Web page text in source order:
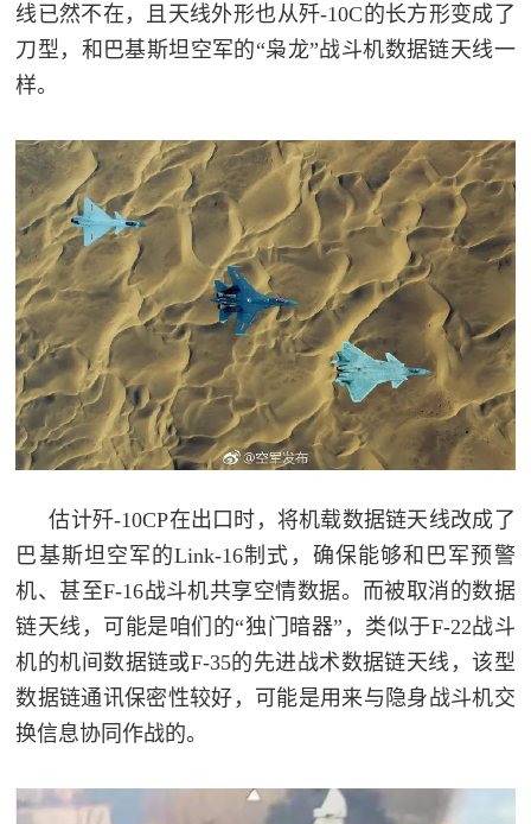
线已然不在，且天线外形也从歼-10C的长方形变成了
刀型，和巴基斯坦空军的“枭龙”战斗机数据链天线一
样。
估计歼-10CP在出口时，将机载数据链天线改成了
巴基斯坦空军的Link-16制式，确保能够和巴军预警
机、甚至F-16战斗机共享空情数据。而被取消的数据
链天线，可能是咱们的“独门暗器”，类似于F-22战斗
机的机间数据链或F-35的先进战术数据链天线，该型
数据链通讯保密性较好，可能是用来与隐身战斗机交
换信息协同作战的。